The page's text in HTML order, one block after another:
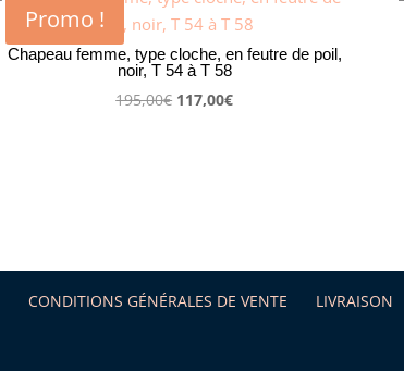
Promo !
Chapeau femme, type cloche, en feutre de poil,
noir, T 54 à T 58
195,00€ Le
117,00€Le
CONDITIONS GÉNÉRALES DE VENTE LIVRAISON